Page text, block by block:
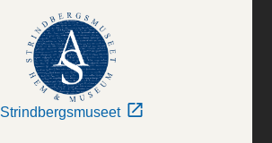
Strindbergsmuseet